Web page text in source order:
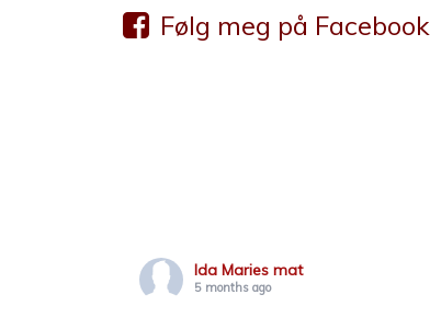
Følg meg på Facebook
Ida Maries mat
5 months ago